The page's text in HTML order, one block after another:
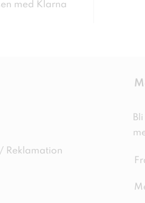
med Klarna
Reklamation